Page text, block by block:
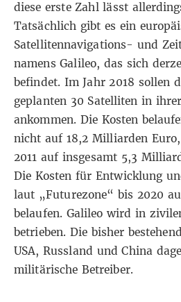
diese erste Zahl lässt
Tatsächlich gibt es ein
Satellitennavigations- und
namens Galileo, das sich
befindet. Im Jahr 2018 sollen
geplanten 30 Satelliten in
ankommen. Die Kosten
nicht auf 18,2 Milliarden
2011 auf insgesamt 5,3
Die Kosten für Entwicklung
laut „Futurezone“ bis 2020
belaufen. Galileo wird in
betrieben. Die bisher
USA, Russland und China
militärische Betreiber.